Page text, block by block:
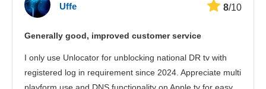
Підтримка клієнтів
Uffe 8/10
Generally good, improved customer service
I only use Unlocator for unblocking national DR tv with
registered log in requirement since 2024. Appreciate multi